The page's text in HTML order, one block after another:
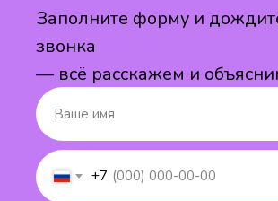
+7
Заполните форму и
звонка
— всё расскажем и